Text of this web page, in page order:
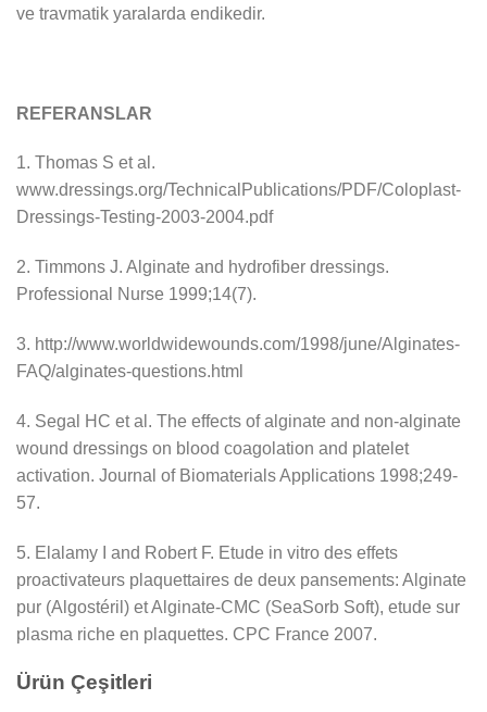
ve travmatik yaralarda endikedir.
REFERANSLAR
1. Thomas S et al.
www.dressings.org/TechnicalPublications/PDF/Coloplast-
Dressings-Testing-2003-2004.pdf
2. Timmons J. Alginate and hydrofiber dressings.
Professional Nurse 1999;14(7).
3. http://www.worldwidewounds.com/1998/june/Alginates-
FAQ/alginates-questions.html
4. Segal HC et al. The effects of alginate and non-alginate
wound dressings on blood coagolation and platelet
activation. Journal of Biomaterials Applications 1998;249-
57.
5. Elalamy I and Robert F. Etude in vitro des effets
proactivateurs plaquettaires de deux pansements: Alginate
pur (Algostéril) et Alginate-CMC (SeaSorb Soft), etude sur
plasma riche en plaquettes. CPC France 2007.
Ürün Çeşitleri